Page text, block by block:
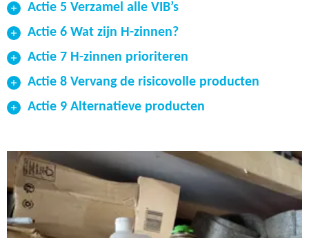
Actie 5 Verzamel alle VIB’s
Actie 6 Wat zijn H-zinnen?
Actie 7 H-zinnen prioriteren
Prioriteit H-zinnen
1 H334, H340, H341 en H350
Actie 8 Vervang de risicovolle producten
Actie 9 Alternatieve producten